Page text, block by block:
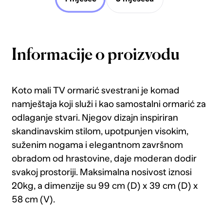
Informacije o proizvodu
Koto mali TV ormarić svestrani je komad
namještaja koji služi i kao samostalni ormarić za
odlaganje stvari. Njegov dizajn inspiriran
skandinavskim stilom, upotpunjen visokim,
suženim nogama i elegantnom završnom
obradom od hrastovine, daje moderan dodir
svakoj prostoriji. Maksimalna nosivost iznosi
20kg, a dimenzije su 99 cm (D) x 39 cm (D) x
58 cm (V).